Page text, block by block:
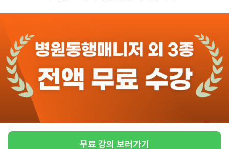
관심 일자리정보 더보기
1시간전등록
반경 3KM 이내의 일자리 확인하기
무료 강의 보러가기